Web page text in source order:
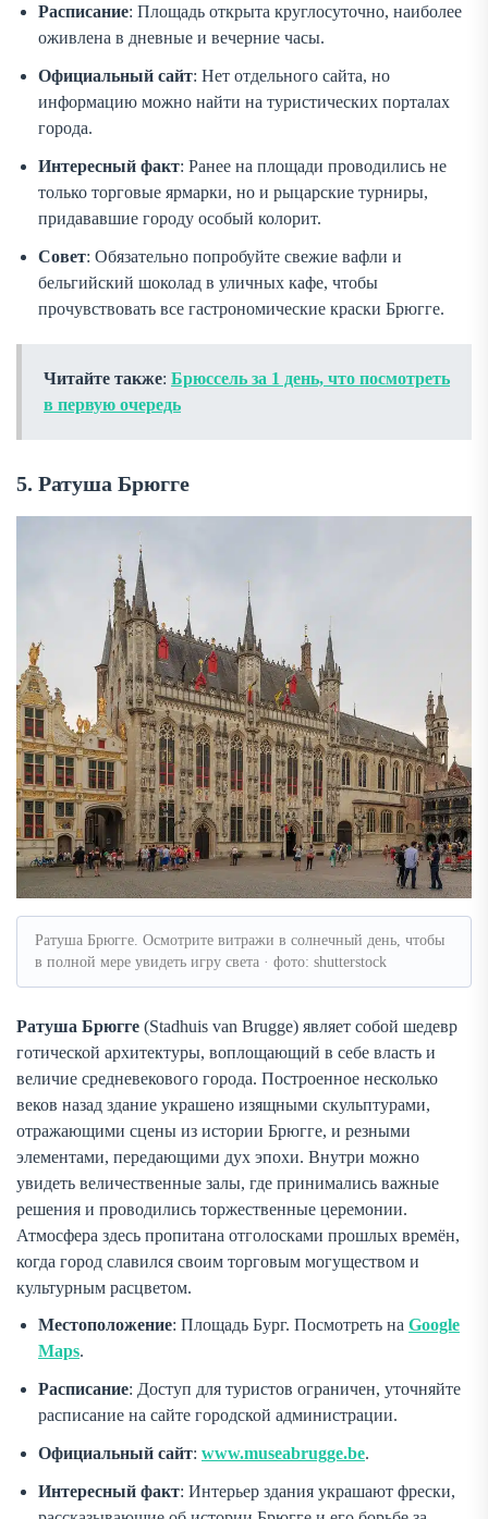
Расписание: Площадь открыта круглосуточно, наиболее
оживлена в дневные и вечерние часы.
Официальный сайт: Нет отдельного сайта, но
информацию можно найти на туристических порталах
города.
Интересный факт: Ранее на площади проводились не
только торговые ярмарки, но и рыцарские турниры,
придававшие городу особый колорит.
Совет: Обязательно попробуйте свежие вафли и
бельгийский шоколад в уличных кафе, чтобы
прочувствовать все гастрономические краски Брюгге.
Читайте также: Брюссель за 1 день, что посмотреть
в первую очередь
5. Ратуша Брюгге
Ратуша Брюгге. Осмотрите витражи в солнечный день, чтобы
в полной мере увидеть игру света · фото: shutterstock
Ратуша Брюгге (Stadhuis van Brugge) являет собой шедевр
готической архитектуры, воплощающий в себе власть и
величие средневекового города. Построенное несколько
веков назад здание украшено изящными скульптурами,
отражающими сцены из истории Брюгге, и резными
элементами, передающими дух эпохи. Внутри можно
увидеть величественные залы, где принимались важные
решения и проводились торжественные церемонии.
Атмосфера здесь пропитана отголосками прошлых времён,
когда город славился своим торговым могуществом и
культурным расцветом.
Местоположение: Площадь Бург. Посмотреть на Google
Maps.
Расписание: Доступ для туристов ограничен, уточняйте
расписание на сайте городской администрации.
Официальный сайт: www.museabrugge.be.
Интересный факт: Интерьер здания украшают фрески,